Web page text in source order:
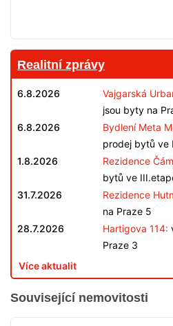
Realitní zprávy
6.8.2026 Vajgarská
jsou byty na
6.8.2026
Bydlení Meta
prodej bytů ve
1.8.2026
Rezidence
bytů ve
31.7.2026
Rezidence
na Praze 5
28.7.2026
Hartigova 114:
Praze 3
Více aktualit
Související nemovitosti